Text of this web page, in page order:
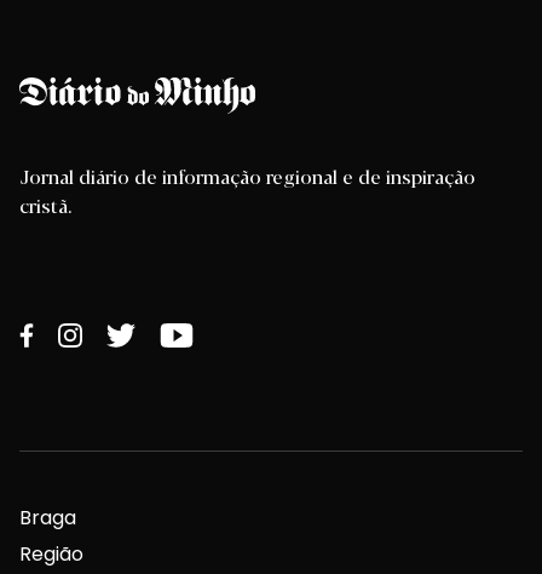
Jornal diário de informação regional e de inspiração
cristã.
Braga
Região